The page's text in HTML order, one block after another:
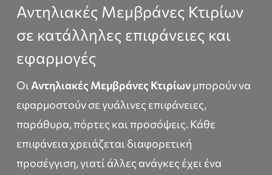
Αντηλιακές Μεμβράνες Κτιρίων
σε κατάλληλες επιφάνειες και
εφαρμογές
Οι Αντηλιακές Μεμβράνες Κτιρίωνμπορούν να
εφαρμοστούν σε γυάλινες επιφάνειες,
παράθυρα, πόρτες και προσόψεις. Κάθε
επιφάνεια χρειάζεται διαφορετική
προσέγγιση, γιατί άλλες ανάγκες έχει ένα